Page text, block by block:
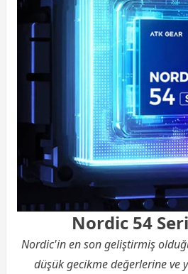
Nordic 54
Nordic'in en son geliştirmiş
düşük gecikme değerlerine ve